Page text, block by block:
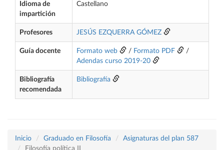
Idioma de
impartición
Castellano
Profesores JESÚS EZQUERRA GÓMEZ
Guía docente Formato web / Formato PDF
/
Adendas curso 2019-20
Bibliografía
recomendada
Bibliografía
Inicio Graduado en Filosofía
Asignaturas del plan 587
Filosofía política II